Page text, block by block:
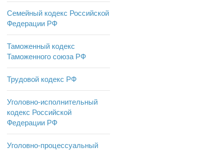
Семейный кодекс Российской
Федерации РФ
Таможенный кодекс
Таможенного союза РФ
Трудовой кодекс РФ
Уголовно-исполнительный
кодекс Российской
Федерации РФ
Уголовно-процессуальный